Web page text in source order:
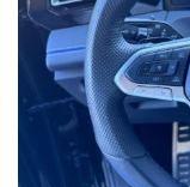
Ho letto e